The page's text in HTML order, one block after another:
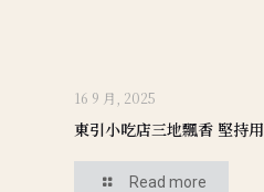
16 9 月, 2025
東引小吃店三地飄香 堅持
Read more